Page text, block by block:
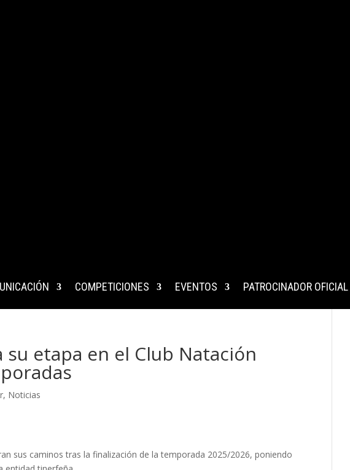
COMPETICIONES EVENTOS PATROCINADOR OFICIAL
etapa en el Club Natación
, Noticias
sus caminos tras la finalización de la temporada 2025/2026, poniendo